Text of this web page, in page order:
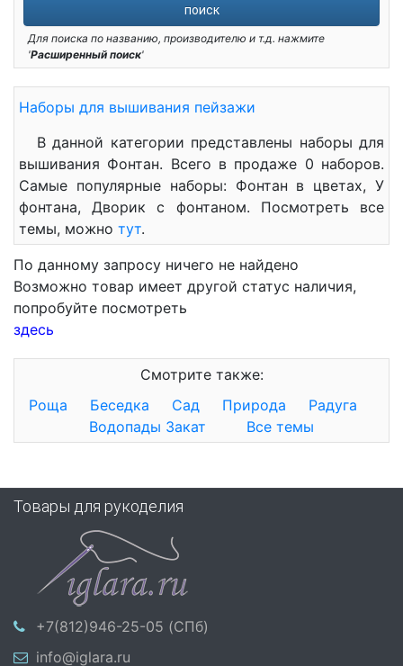
поиск
Для поиска по названию, производителю и т.д. нажмите
'Расширенный поиск'
Наборы для вышивания пейзажи
В данной категории представлены наборы для
вышивания Фонтан. Всего в продаже 0 наборов.
Самые популярные наборы: Фонтан в цветах, У
фонтана, Дворик с фонтаном. Посмотреть все
темы, можно тут.
По данному запросу ничего не найдено
Возможно товар имеет другой статус наличия,
попробуйте посмотреть
здесь
Смотрите также:
Роща
Беседка Сад Природа
Радуга
Водопады Закат Все темы
Товары для рукоделия
+7(812)946-25-05 (СПб)
info@iglara.ru